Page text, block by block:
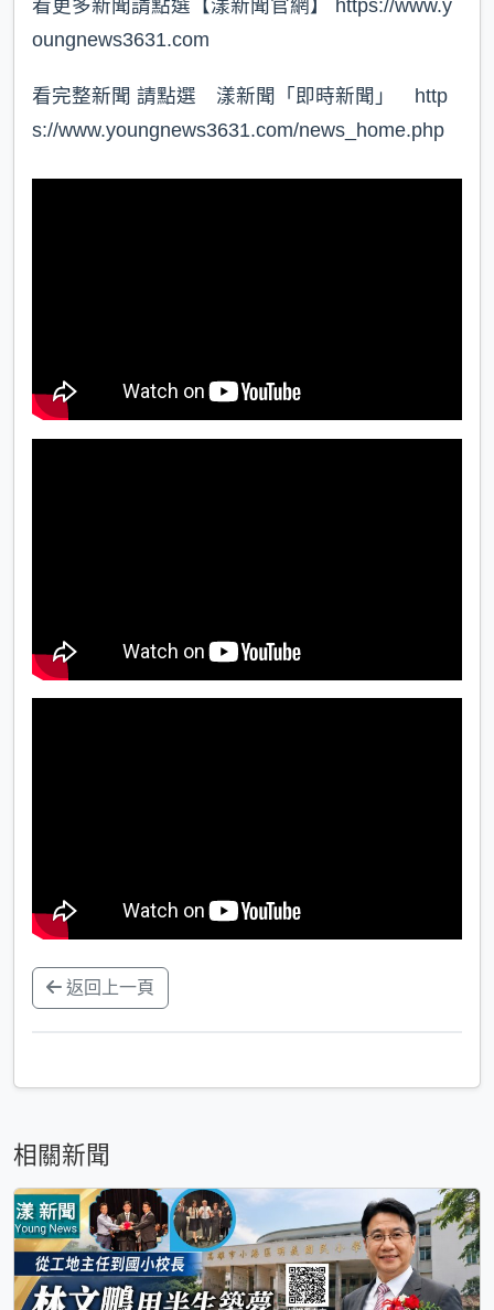
看更多新聞請點選【漾新聞官網】 https://www.y
oungnews3631.com⁠
看完整新聞 請點選 漾新聞「即時新聞」 http
s://www.youngnews3631.com/news_home.php⁠
返回上一頁
相關新聞